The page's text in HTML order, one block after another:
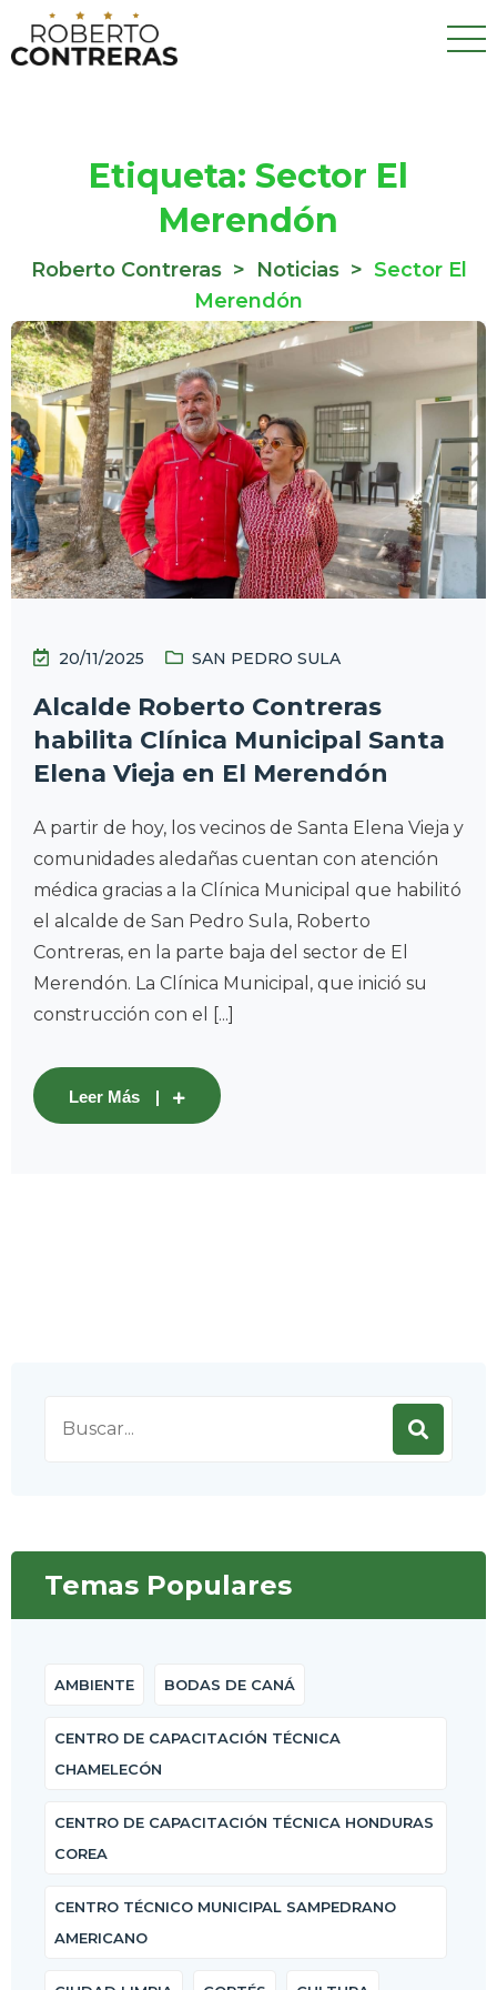
Etiqueta: Sector El
Merendón
Roberto Contreras > Noticias > Sector El
Merendón
20/11/2025 SAN PEDRO SULA
Alcalde Roberto Contreras
habilita Clínica Municipal Santa
Elena Vieja en El Merendón
A partir de hoy, los vecinos de Santa Elena Vieja y
comunidades aledañas cuentan con atención
médica gracias a la Clínica Municipal que habilitó
el alcalde de San Pedro Sula, Roberto
Contreras, en la parte baja del sector de El
Merendón. La Clínica Municipal, que inició su
construcción con el [...]
Leer Más
for:
Temas Populares
AMBIENTE BODAS DE CANÁ
CENTRO DE CAPACITACIÓN TÉCNICA
CHAMELECÓN
CENTRO DE CAPACITACIÓN TÉCNICA HONDURAS
COREA
CENTRO TÉCNICO MUNICIPAL SAMPEDRANO
AMERICANO